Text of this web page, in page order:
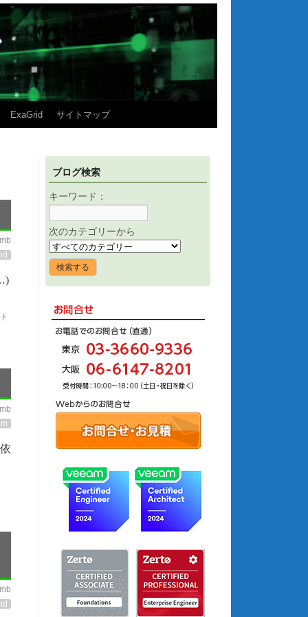
ExaGrid サイトマップ
ブログ検索
キーワード：
次のカテゴリーから